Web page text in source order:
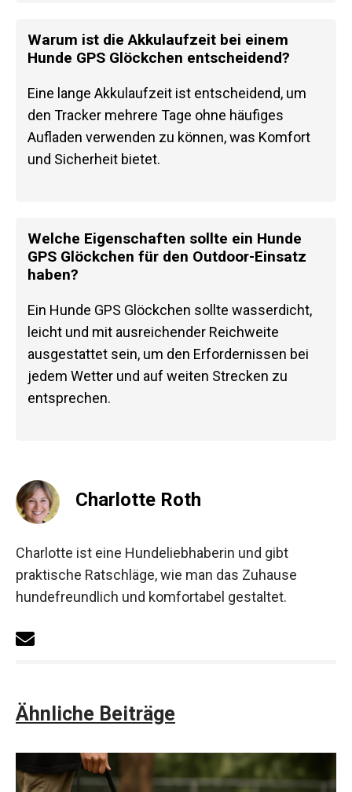
Warum ist die Akkulaufzeit bei einem
Hunde GPS Glöckchen entscheidend?
Eine lange Akkulaufzeit ist entscheidend, um
den Tracker mehrere Tage ohne häufiges
Aufladen verwenden zu können, was Komfort
und Sicherheit bietet.
Welche Eigenschaften sollte ein Hunde
GPS Glöckchen für den Outdoor-Einsatz
haben?
Ein Hunde GPS Glöckchen sollte wasserdicht,
leicht und mit ausreichender Reichweite
ausgestattet sein, um den Erfordernissen bei
jedem Wetter und auf weiten Strecken zu
entsprechen.
Charlotte Roth
Charlotte ist eine Hundeliebhaberin und gibt
praktische Ratschläge, wie man das Zuhause
hundefreundlich und komfortabel gestaltet.
Ähnliche Beiträge